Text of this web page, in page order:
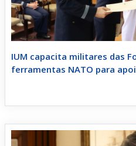
IUM capacita militares das
ferramentas NATO para